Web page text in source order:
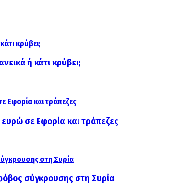
ή κάτι κρύβει;
σε Εφορία και τράπεζες
σύγκρουσης στη Συρία